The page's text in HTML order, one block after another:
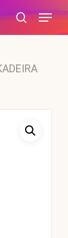
search
Menu